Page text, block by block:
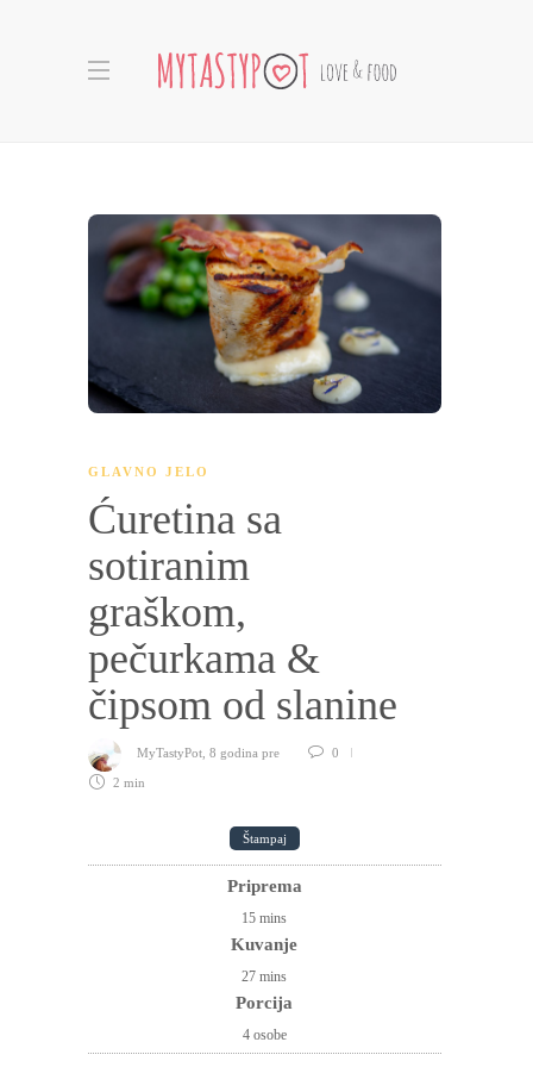
GLAVNO JELO
Ćuretina sa
sotiranim
graškom,
pečurkama &
čipsom od slanine
MyTastyPot, 8 godina pre 0
2 min
Štampaj
Priprema
15 mins
Kuvanje
27 mins
Porcija
4 osobe